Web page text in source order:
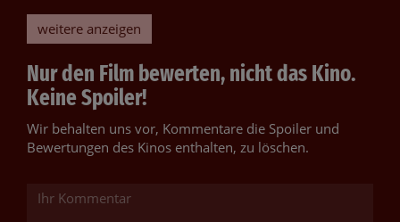
weitere anzeigen
Nur den Film bewerten, nicht das Kino.
Keine Spoiler!
Wir behalten uns vor, Kommentare die Spoiler und
Bewertungen des Kinos enthalten, zu löschen.